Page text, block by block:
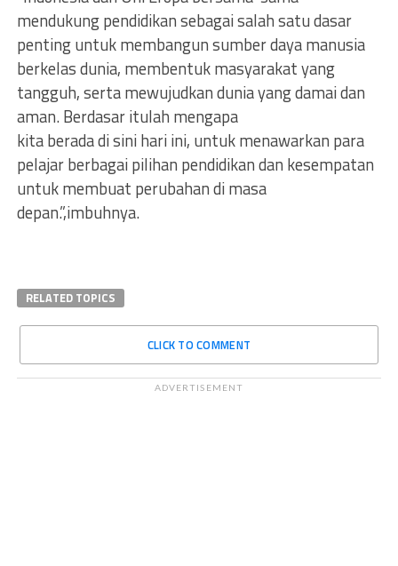
mendukung pendidikan sebagai salah satu dasar
penting untuk membangun sumber daya manusia
berkelas dunia, membentuk masyarakat yang
tangguh, serta mewujudkan dunia yang damai dan
aman. Berdasar itulah mengapa
kita berada di sini hari ini, untuk menawarkan para
pelajar berbagai pilihan pendidikan dan kesempatan
untuk membuat perubahan di masa
depan.”,imbuhnya.
RELATED TOPICS
CLICK TO COMMENT
ADVERTISEMENT